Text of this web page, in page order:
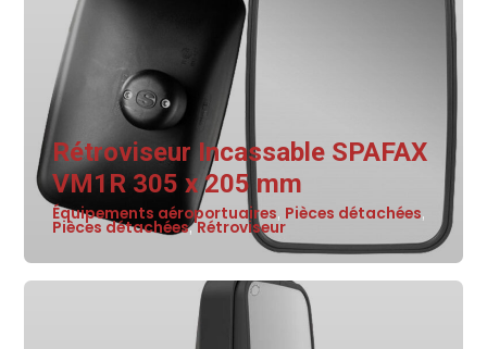
Rétroviseur Incassable SPAFAX
VM1R 305 x 205 mm
Équipements aéroportuaires, Pièces détachées,
Pièces détachées,Rétroviseur